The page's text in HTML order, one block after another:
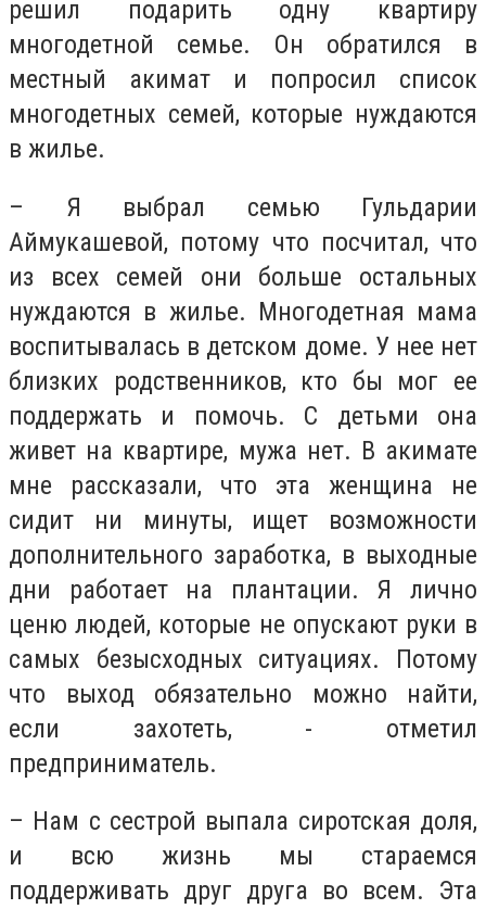
решил подарить одну квартиру
многодетной семье. Он обратился в
местный акимат и попросил список
многодетных семей, которые нуждаются
в жилье.
– Я выбрал семью Гульдарии
Аймукашевой, потому что посчитал, что
из всех семей они больше остальных
нуждаются в жилье. Многодетная мама
воспитывалась в детском доме. У нее нет
близких родственников, кто бы мог ее
поддержать и помочь. С детьми она
живет на квартире, мужа нет. В акимате
мне рассказали, что эта женщина не
сидит ни минуты, ищет возможности
дополнительного заработка, в выходные
дни работает на плантации. Я лично
ценю людей, которые не опускают руки в
самых безысходных ситуациях. Потому
что выход обязательно можно найти,
если захотеть, - отметил
предприниматель.
– Нам с сестрой выпала сиротская доля,
и всю жизнь мы стараемся
поддерживать друг друга во всем. Эта